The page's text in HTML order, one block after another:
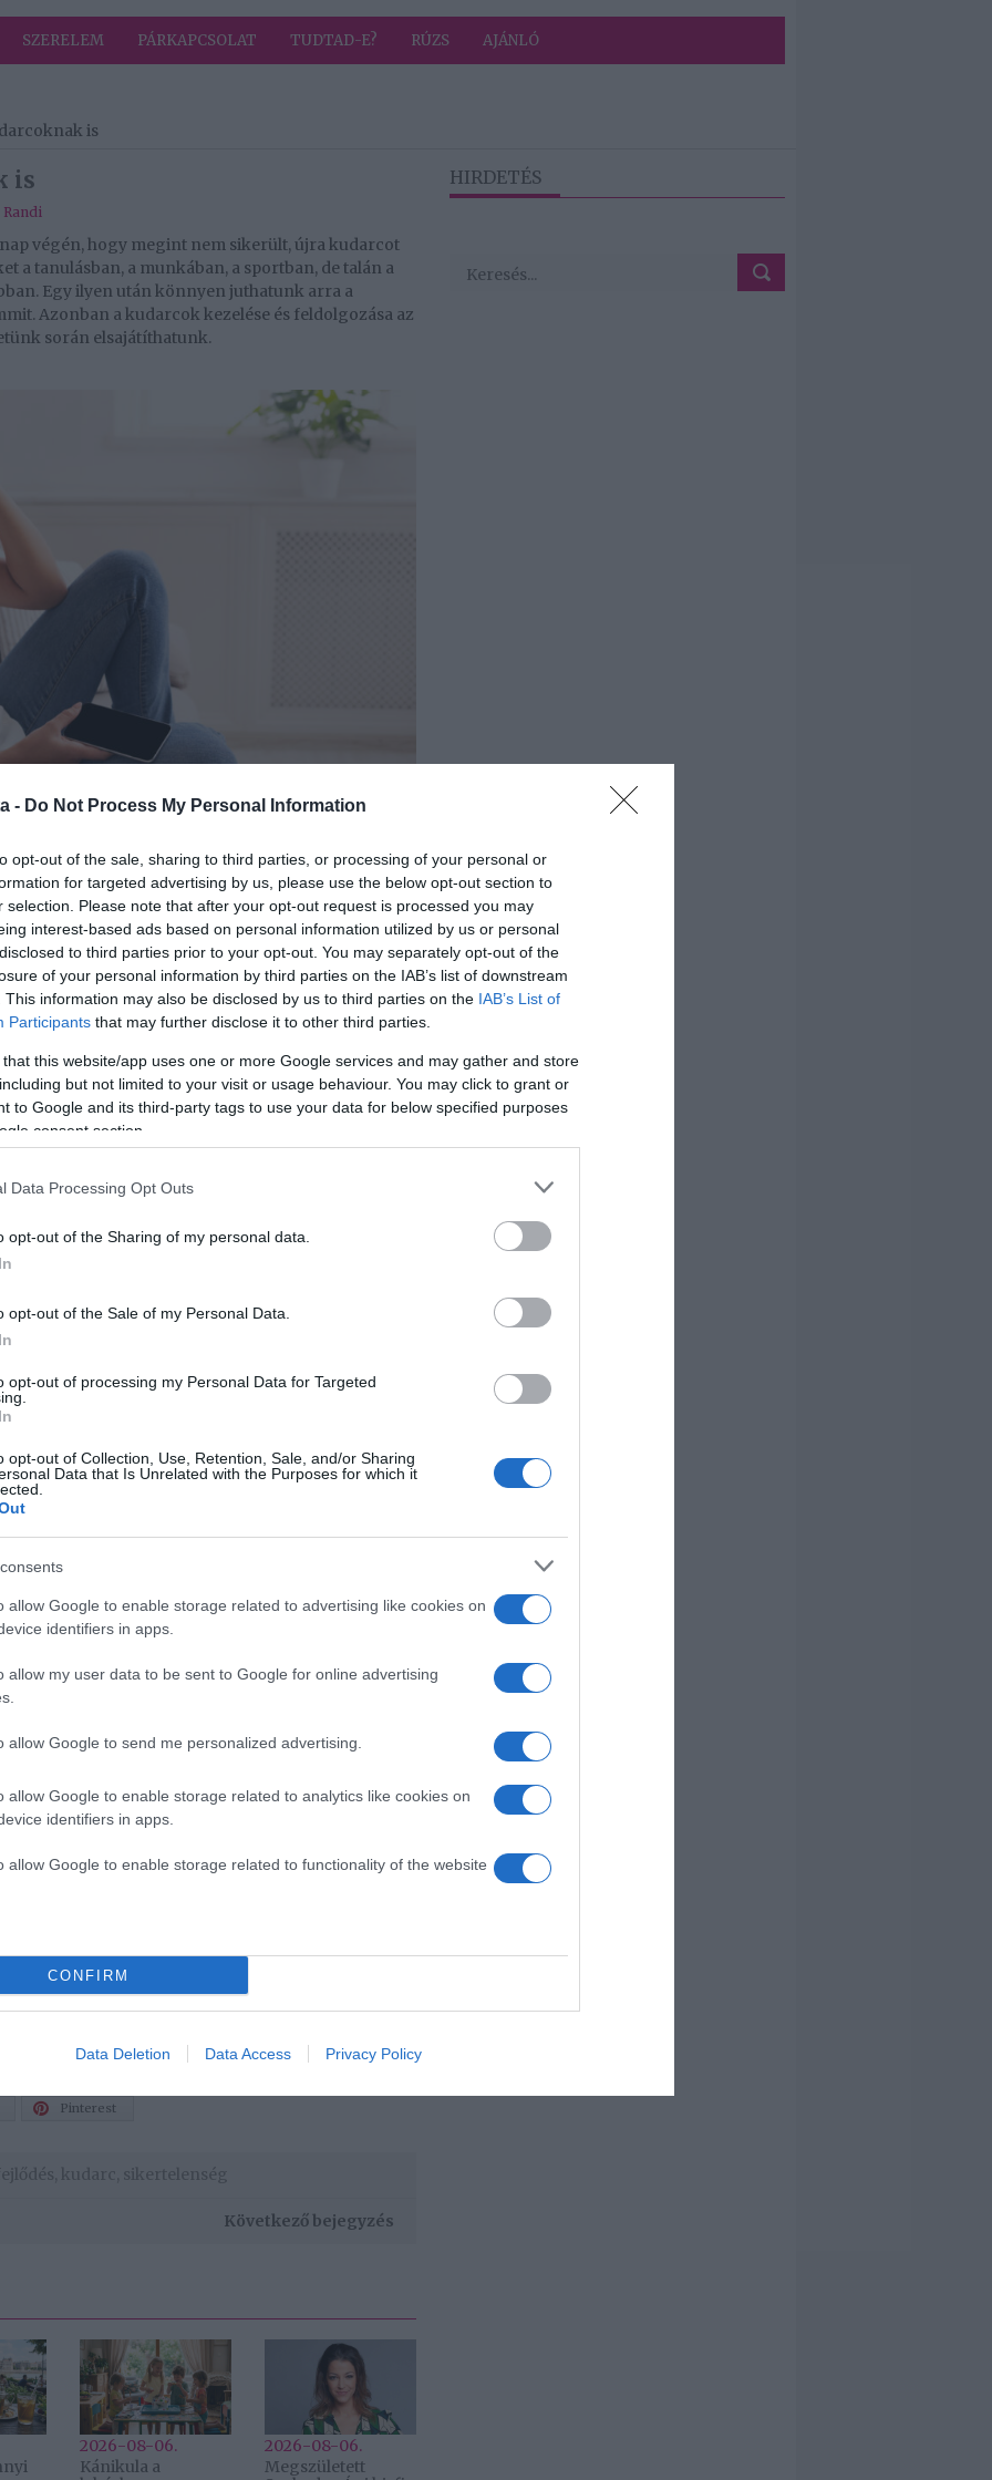
- Do Not Process My Personal Information
opt-out of the sale, sharing to third parties, or processing of your personal or
for targeted advertising by us, please use the below opt-out section to
selection. Please note that after your opt-out request is processed you may
interest-based ads based on personal information utilized by us or personal
to third parties prior to your opt-out. You may separately opt-out of the
of your personal information by third parties on the IAB’s list of downstream
This information may also be disclosed by us to third parties on the IAB’s List of
Participants that may further disclose it to other third parties.
that this website/app uses one or more Google services and may gather and store
but not limited to your visit or usage behaviour. You may click to grant or
to Google and its third-party tags to use your data for below specified purposes
consent section.
Data Processing Opt Outs
opt-out of the Sharing of my personal data.
opt-out of the Sale of my Personal Data.
opt-out of processing my Personal Data for Targeted
opt-out of Collection, Use, Retention, Sale, and/or Sharing
Data that Is Unrelated with the Purposes for which it
allow Google to enable storage related to advertising like cookies on
identifiers in apps.
allow my user data to be sent to Google for online advertising
allow Google to send me personalized advertising.
allow Google to enable storage related to analytics like cookies on
identifiers in apps.
allow Google to enable storage related to functionality of the website
CONFIRM
Data Deletion Data Access Privacy Policy
SZERELEM PÁRKAPCSOLAT TUDTAD-E? RÚZS AJÁNLÓ
is
is
Randi
végén, hogy megint nem sikerült, újra kudarcot
a tanulásban, a munkában, a sportban, de talán a
Egy ilyen után könnyen juthatunk arra a
Azonban a kudarcok kezelése és feldolgozása az
során elsajátíthatunk.
hogy ne omoljunk össze minden sikertelenség
szerethetőek vagyunk. Azonban nem mindenki
a családi fészekben. Nekik felnőttként kell
társkeresési folyamat tökéletes lehetőség erre. A
építkezhetünk, és felkészülhetünk a jövőbeni
szemben: a kudarckerülés és a
úgy próbálják elkerülni a kudarcot, hogy egyáltalán
így nem is kell szembenézniük az
arról, hogy nekik nincs szükségük partnerre,
az ellenkező nemről. Ez a hozzáállás gyakran
elvesztéséhez vezet.
ki maguk elé, amelyek elérhetetlenek, így biztosítják
amelyekkel soha nem létesíthetnek valódi
önértékelési problémáikból fakad, és hosszú
a sikeres élethez. A kudarcokat nem
kell belőlük. Az alábbi lépések segíthetnek
és mennyiben vagyunk felelősek a kudarcért.
és játszmákat, amelyek újra és újra
segítsége hasznos lehet, mivel ők más
is, ha ez a barát sem sikeres a társkeresésben,
okára.
volt, gondoljuk át, vajon nem tudat alatt
nem lehetünk boldogok. Az önismeret és a belső
partner megtalálásában.
a fejlődésünk eszközei lehetnek. Az út, amely tele
minket, és segít, hogy új emberekké váljunk.
a boldogságot. Bár nehéz elfogadni, de a
belőlük, és se nem kerüljük, se nem keressük őket.
és tanuljunk meg építkezni belőle. Így nemcsak a
területén sikeresek lehetünk.
Pinterest
kudarc sikertelenség
Következő bejegyzés
2026-08-06.
Kánikula a
2026-08-06.
Megszületett
HIRDETÉS